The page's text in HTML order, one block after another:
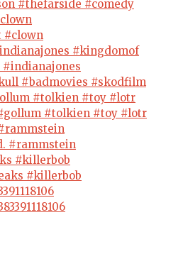
#kingdomof
#tolkien #toy #lotr
#killerbob